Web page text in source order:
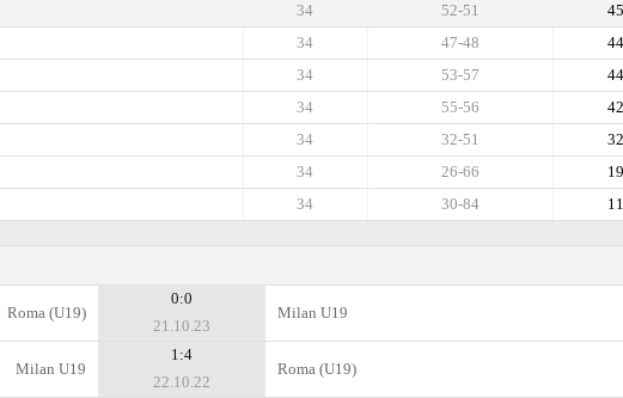
45
52-51
34
44
47-48
34
44
53-57
34
42
55-56
34
32
32-51
34
19
26-66
34
11
30-84
34
Roma (U19)
0:0
21.10.23
Milan U19
Milan U19
1:4
22.10.22
Roma (U19)